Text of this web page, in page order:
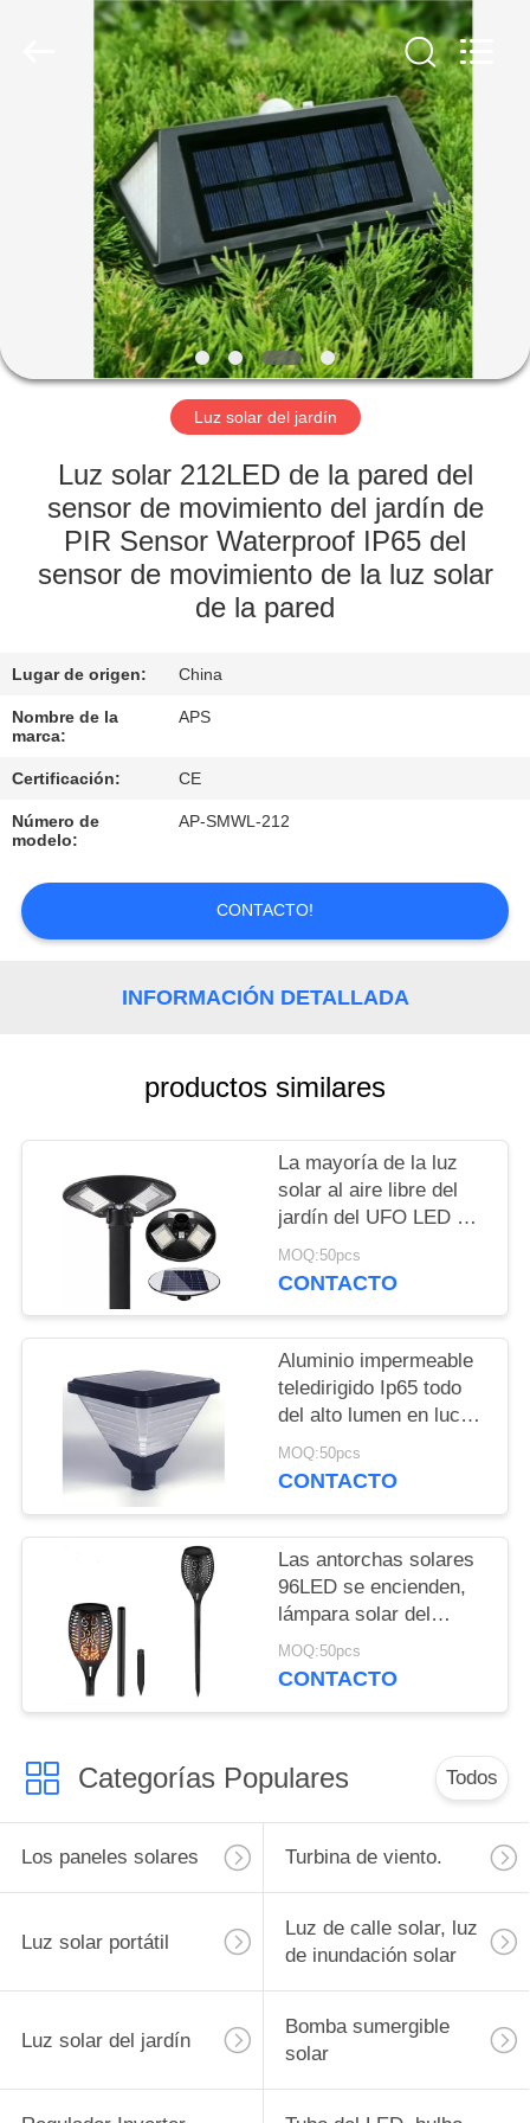
HOGAR
PRODUCTOS
SOBRE
NOSOTROS
VIAJE
FÁBRICA
CONTROL
ÉNTRENOS
EN
CONTACTO
CON
PIDA
Luz solar del jardín
Luz solar 212LED de la pared del
sensor de movimiento del jardín de
PIR Sensor Waterproof IP65 del
sensor de movimiento de la luz solar
de la pared
Lugar de origen: China
Nombre de la
marca:
APS
Certificación: CE
Número de
modelo:
AP-SMWL-212
CONTACTO!
INFORMACIÓN DETALLADA
productos similares
La mayoría de la luz
solar al aire libre del
jardín del UFO LED de
la prenda impermeable
Ip65 120w 180w 240w
MOQ:50pcs
CONTACTO
Aluminio impermeable
teledirigido Ip65 todo
del alto lumen en luces
solares de un jardín del
cubo al aire libre 20w,
MOQ:50pcs
CONTACTO
Las antorchas solares
96LED se encienden,
lámpara solar del
césped, bombilla que
acampa, luces solares
MOQ:50pcs
CONTACTO
Categorías Populares Todos
Los paneles solares Turbina de viento.
Luz solar portátil
Luz de calle solar, luz
de inundación solar
Luz solar del jardín
Bomba sumergible
solar